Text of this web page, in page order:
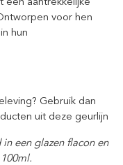
voor hen
hun
Gebruik dan
uit deze geurlijn
een glazen flacon en